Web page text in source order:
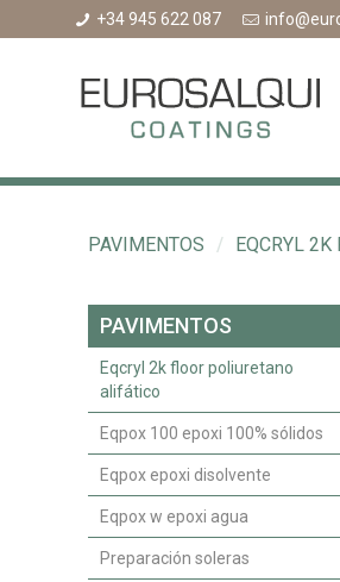
+34 945 622 087
PAVIMENTOS / EQCRYL
PAVIMENTOS
Eqcryl 2k floor poliuretano
alifático
Eqpox 100 epoxi 100% sólidos
Eqpox epoxi disolvente
Eqpox w epoxi agua
Preparación soleras